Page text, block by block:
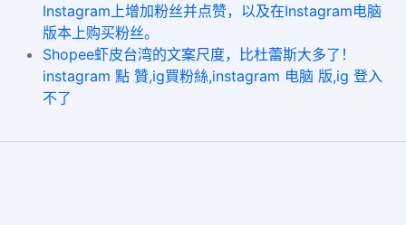
Instagram上增加粉丝并点赞，以及在Instagram电脑
版本上购买粉丝。
Shopee虾皮台湾的文案尺度，比杜蕾斯大多了！
instagram 點 贊,ig買粉絲,instagram 电脑 版,ig 登入
不了